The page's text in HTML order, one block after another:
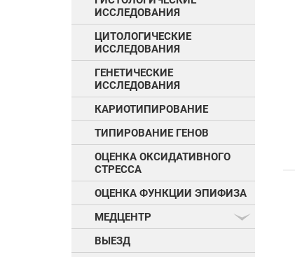
ИССЛЕДОВАНИЯ
ЦИТОЛОГИЧЕСКИЕ
ИССЛЕДОВАНИЯ
ГЕНЕТИЧЕСКИЕ
ИССЛЕДОВАНИЯ
КАРИОТИПИРОВАНИЕ
ТИПИРОВАНИЕ ГЕНОВ
ОЦЕНКА ОКСИДАТИВНОГО
СТРЕССА
ОЦЕНКА ФУНКЦИИ ЭПИФИЗА
МЕДЦЕНТР
ВЫЕЗД